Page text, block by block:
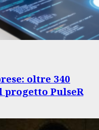
oltre 340
PulseR